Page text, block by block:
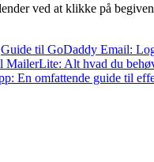
ved at klikke på
Guide til GoDaddy Email:
MailerLite: Alt hvad du
En omfattende guide til